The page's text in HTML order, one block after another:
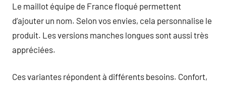
Le maillot équipe de France floqué permettent
d’ajouter un nom. Selon vos envies, cela personnalise le
produit. Les versions manches longues sont aussi très
appréciées.
Ces variantes répondent à différents besoins. Confort,